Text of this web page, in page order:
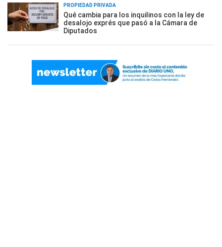
PROPIEDAD PRIVADA
Qué cambia para los inquilinos con la ley de
desalojo exprés que pasó a la Cámara de
Diputados